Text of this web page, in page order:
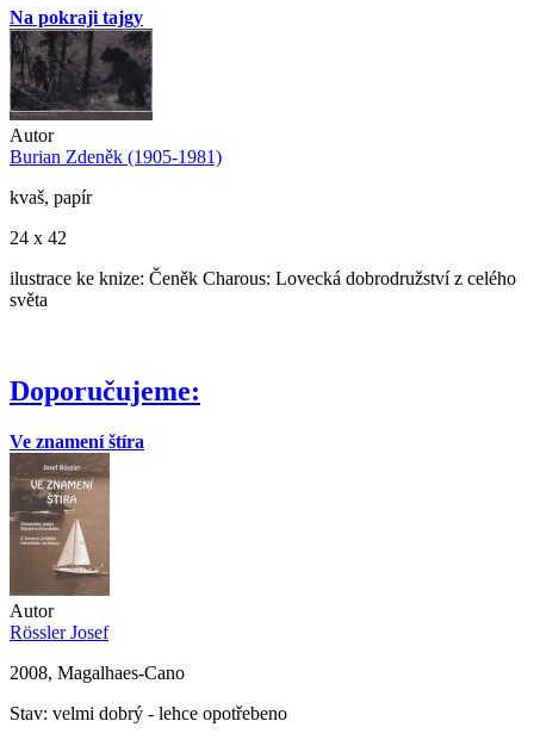
Na pokraji tajgy
Autor
Burian Zdeněk (1905-1981)
kvaš, papír
24 x 42
ilustrace ke knize: Čeněk Charous: Lovecká dobrodružství z celého
světa
Doporučujeme:
Ve znamení štíra
Autor
Rössler Josef
2008, Magalhaes-Cano
Stav: velmi dobrý - lehce opotřebeno